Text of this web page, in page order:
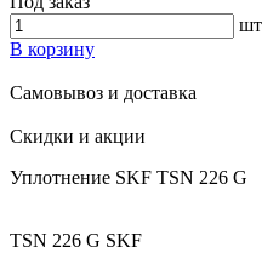
шт
В корзину
Самовывоз и доставка
Скидки и акции
Уплотнение SKF TSN 226 G
TSN 226 G SKF